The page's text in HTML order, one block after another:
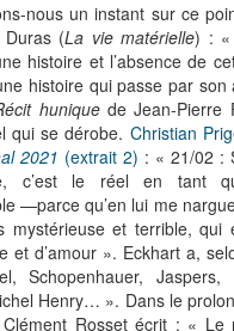
un instant sur ce point.
Duras (La vie matérielle) : «
histoire et l’absence de
histoire qui passe par son
huniquede Jean-Pierre
qui se dérobe. Christian
2021 (extrait 2) : « 21/02 :
c’est le réel en tant
—parce qu’en lui me
mystérieuse et terrible, qui
et d’amour ». Eckhart a,
Schopenhauer, Jaspers,
Henry… ». Dans le
Clément Rosset écrit : « Le